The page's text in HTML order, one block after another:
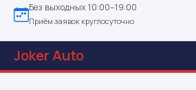
Без выходных 10:00–19:00
Приём заявок круглосуточно
JokerAuto